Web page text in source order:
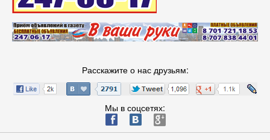
Расскажите о нас друзьям:
Мы в соцсетях:
ä æ è